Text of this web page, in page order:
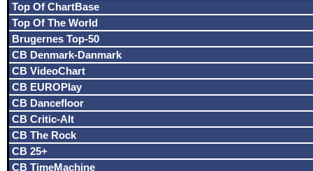
Top Of ChartBase
Top Of The World
Brugernes Top-50
CB Denmark-Danmark
CB VideoChart
CB EUROPlay
CB Dancefloor
CB Critic-Alt
CB The Rock
CB 25+
CB TimeMachine